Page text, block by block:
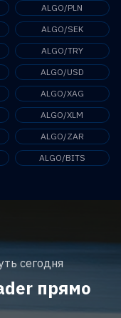
ALGO/PLN
ALGO/SEK
ALGO/TRY
ALGO/USD
ALGO/XAG
ALGO/XLM
ALGO/ZAR
ALGO/BITS
сегодня
прямо